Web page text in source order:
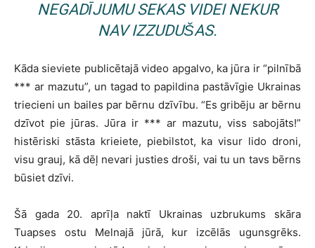
NEGADĪJUMU SEKAS VIDEI NEKUR
NAV IZZUDUŠAS.
Kāda sieviete publicētajā video apgalvo, ka jūra ir “pilnībā
*** ar mazutu”, un tagad to papildina pastāvīgie Ukrainas
triecieni un bailes par bērnu dzīvību. “Es gribēju ar bērnu
dzīvot pie jūras. Jūra ir *** ar mazutu, viss sabojāts!”
histēriski stāsta krieiete, piebilstot, ka visur lido droni,
visu grauj, kā dēļ nevari justies droši, vai tu un tavs bērns
būsiet dzīvi.
Šā gada 20. aprīļa naktī Ukrainas uzbrukums skāra
Tuapses ostu Melnajā jūrā, kur izcēlās ugunsgrēks.